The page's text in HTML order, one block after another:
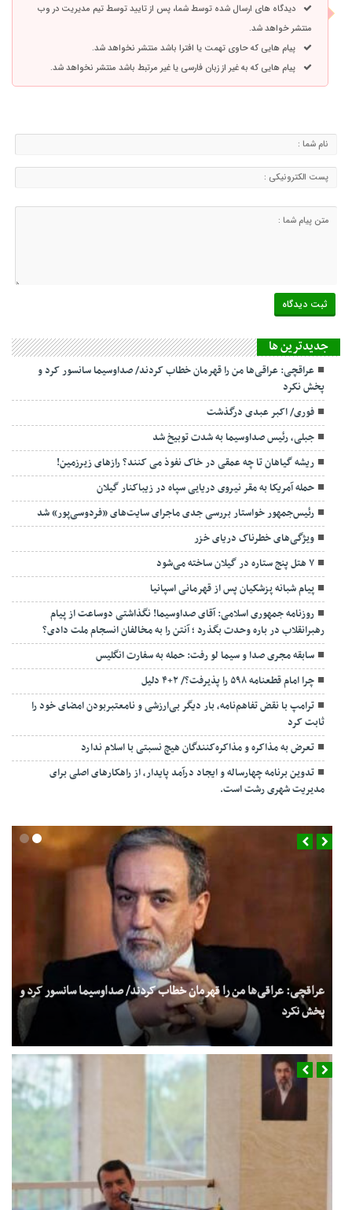
دیدگاه های ارسال شده توسط شما، پس از تایید توسط تیم مدیریت در وب
منتشر خواهد شد.
پیام هایی که حاوی تهمت یا افترا باشد منتشر نخواهد شد.
پیام هایی که به غیر از زبان فارسی یا غیر مرتبط باشد منتشر نخواهد شد.
جديدترين ها
عراقچی: عراقی‌ها من را قهرمان خطاب کردند/ صداوسیما سانسور کرد و
پخش نکرد
فوری/ اکبر عبدی درگذشت
جبلی، رئیس صداوسیما به شدت توبیخ شد
ریشه گیاهان تا چه عمقی در خاک نفوذ می کنند؟ رازهای زیرزمین!
حمله آمریکا به مقر نیروی دریایی سپاه در زیباکنار گیلان
رئیس‌جمهور خواستار بررسی جدی ماجرای سایت‌های «فردوسی‌پور» شد
ویژگی‌های خطرناک دریای خزر
۷ هتل پنج ستاره در گیلان ساخته می‌شود
پیام شبانه پزشکیان پس از قهرمانی اسپانیا
روزنامه جمهوری اسلامی: آقای صداوسیما! نگذاشتی دوساعت از پیام
رهبرانقلاب در باره وحدت بگذرد ؛ آنتن را به مخالفان انسجام ملت دادی؟
سابقه مجری صدا و سیما لو رفت: حمله به سفارت انگلیس
چرا امام قطعنامه ۵۹۸ را پذیرفت؟/ ۲+۴ دلیل
ترامپ با نقض تفاهم‌نامه، بار دیگر بی‌ارزشی و نامعتبربودن امضای خود را
ثابت کرد
تعرض به مذاکره و مذاکره‌کنندگان هیچ نسبتی با اسلام ندارد
تدوین برنامه چهارساله و ایجاد درآمد پایدار، از راهکارهای اصلی برای
مدیریت شهری رشت است.
عراقچی: عراقی‌ها من را قهرمان خطاب کردند/ صداوسیما سانسور کرد و
پخش نکرد